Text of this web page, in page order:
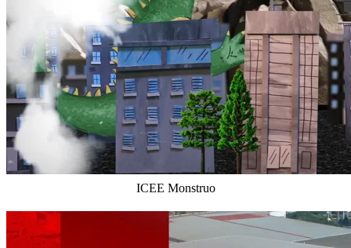
ICEE Monstruo